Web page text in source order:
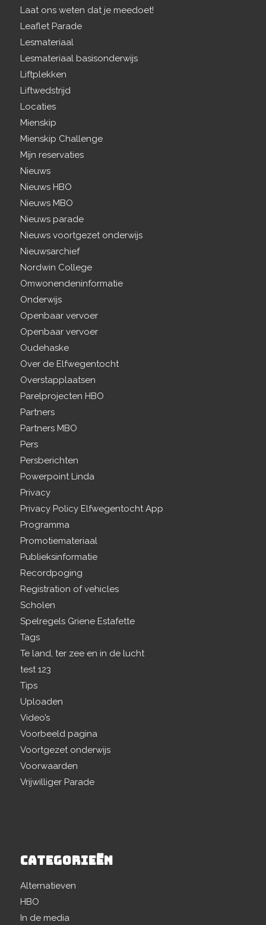
Laat ons weten dat je meedoet!
Leaflet Parade
Lesmateriaal
Lesmateriaal basisonderwijs
Liftplekken
Liftwedstrijd
Locaties
Mienskip
Mienskip Challenge
Mijn reservaties
Nieuws
Nieuws HBO
Nieuws MBO
Nieuws parade
Nieuws voortgezet onderwijs
Nieuwsarchief
Nordwin College
Omwonendeninformatie
Onderwijs
Openbaar vervoer
Openbaar vervoer
Oudehaske
Over de Elfwegentocht
Overstapplaatsen
Parelprojecten HBO
Partners
Partners MBO
Pers
Persberichten
Powerpoint Linda
Privacy
Privacy Policy Elfwegentocht App
Programma
Promotiemateriaal
Publieksinformatie
Recordpoging
Registration of vehicles
Scholen
Spelregels Griene Estafette
Tags
Te land, ter zee en in de lucht
test 123
Tips
Uploaden
Video’s
Voorbeeld pagina
Voortgezet onderwijs
Voorwaarden
Vrijwilliger Parade
CATEGORIEËN
Alternatieven
HBO
In de media